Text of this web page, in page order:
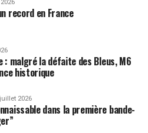
record en France
: malgré la défaite des Bleus, M6
historique
2026
dans la première bande-